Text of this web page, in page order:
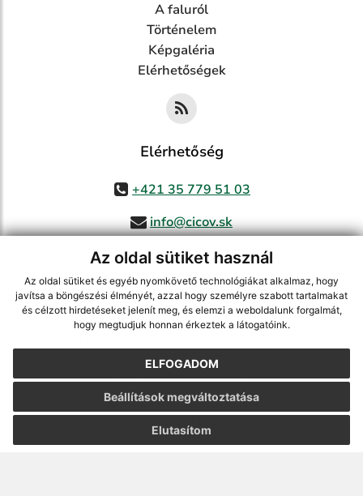
Az oldal sütiket használ
Az oldal sütiket és egyéb nyomkövető technológiákat alkalmaz, hogy
javítsa a böngészési élményét, azzal hogy személyre szabott tartalmakat
és célzott hirdetéseket jelenít meg, és elemzi a weboldalunk forgalmát,
hogy megtudjuk honnan érkeztek a látogatóink.
ELFOGADOM
Elutasítom
Beállítások megváltoztatása
A faluról
Történelem
Képgaléria
Elérhetőségek
Elérhetőség
+421 35 779 51 03
info@cicov.sk
használja ki a legfrissebb információk követését az RSS funkcióval,
ECHELON 2 CMS rendszer (tartalomkezelő rendszer),Honlaptérkép
Internetes portál, webhosting,webex.digital, s.r.o.,Domain-ek
A legutolsó frissítés időpontja:03.08.2026
Nyomtatás|Hozzáférési nyilatkozat